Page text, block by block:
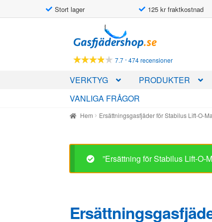
Stort lager 125 kr fraktkostnad
till
navigering
till
innehåll
7.7-474 recensioner
VERKTYG PRODUKTER
VANLIGA FRÅGOR
Hem Ersättningsgasfjäder för Stabilus Lift-O-
”Ersättning för Stabilus Lift-O-